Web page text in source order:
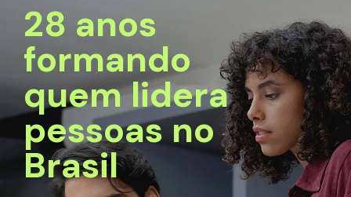
28 anos
formando
quem lidera
pessoas no
Brasil